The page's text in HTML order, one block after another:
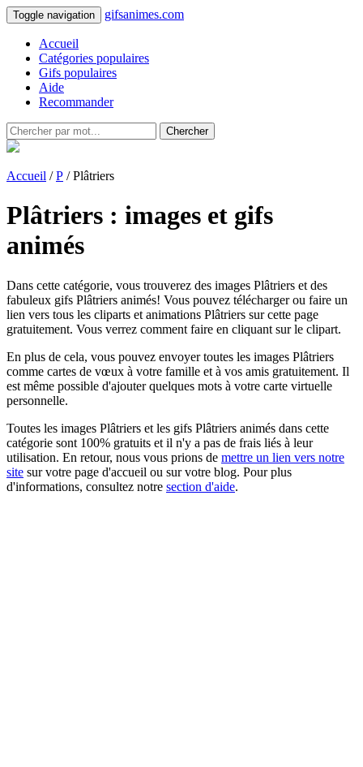
Toggle navigation gifsanimes.com
Accueil
Catégories populaires
Gifs populaires
Aide
Recommander
Chercher
Accueil /P / Plâtriers
Plâtriers : images et gifs
animés
Dans cette catégorie, vous trouverez des images Plâtriers et des
fabuleux gifs Plâtriers animés! Vous pouvez télécharger ou faire un
lien vers tous les cliparts et animations Plâtriers sur cette page
gratuitement. Vous verrez comment faire en cliquant sur le clipart.
En plus de cela, vous pouvez envoyer toutes les images Plâtriers
comme cartes de vœux à votre famille et à vos amis gratuitement. Il
est même possible d'ajouter quelques mots à votre carte virtuelle
personnelle.
Toutes les images Plâtriers et les gifs Plâtriers animés dans cette
catégorie sont 100% gratuits et il n'y a pas de frais liés à leur
utilisation. En retour, nous vous prions de mettre un lien vers notre
site sur votre page d'accueil ou sur votre blog. Pour plus
d'informations, consultez notre section d'aide.